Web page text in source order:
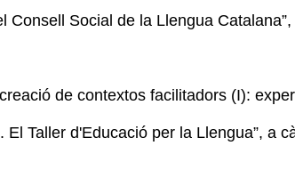
Social de la Llengua
de contextos facilitadors (I):
Taller d'Educació per la Llengua”, a